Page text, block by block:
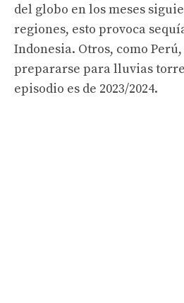
del globo en los meses
regiones, esto provoca
Indonesia. Otros, como
prepararse para lluvias
episodio es de 2023/2024.